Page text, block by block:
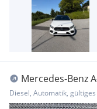
Mercedes-Benz
LINE
Diesel, Automatik,